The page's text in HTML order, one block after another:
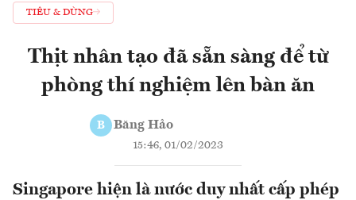
TIÊU & DÙNG
Thịt nhân tạo đã sẵn sàng để từ
phòng thí nghiệm lên bàn ăn
B Băng Hảo
15:46, 01/02/2023
Singapore hiện là nước duy nhất cấp phép